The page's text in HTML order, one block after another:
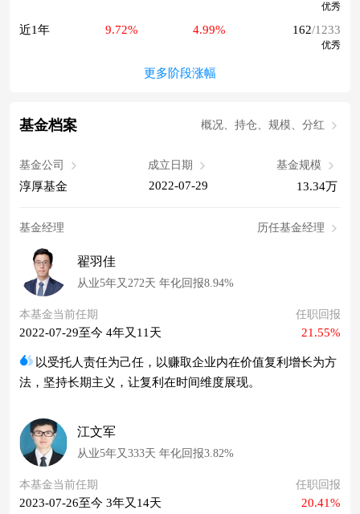
优秀
近1年 9.72% 4.99% 162/1233
优秀
更多阶段涨幅
基金档案 概况、持仓、规模、分红
基金公司
淳厚基金
成立日期
2022-07-29
基金规模
13.34万
基金经理 历任基金经理
翟羽佳
从业5年又272天 年化回报8.94%
本基金当前任期
2022-07-29至今 4年又11天
任职回报
21.55%
以受托人责任为己任，以赚取企业内在价值复利增长为方
法，坚持长期主义，让复利在时间维度展现。
江文军
从业5年又333天 年化回报3.82%
本基金当前任期
2023-07-26至今 3年又14天
任职回报
20.41%